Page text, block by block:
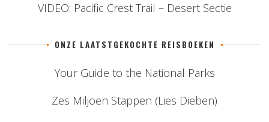
VIDEO: Pacific Crest Trail – Desert Sectie
ONZE LAATSTGEKOCHTE REISBOEKEN
Your Guide to the National Parks
Zes Miljoen Stappen (Lies Dieben)